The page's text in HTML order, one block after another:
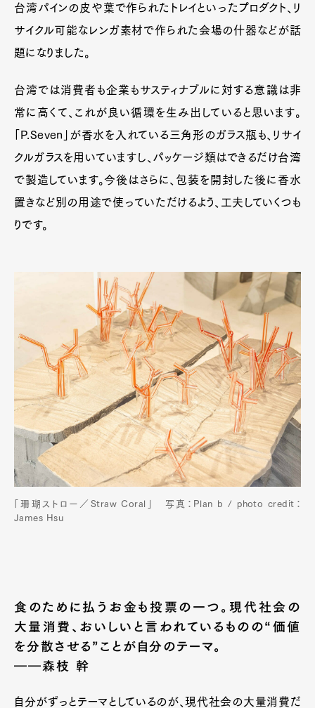
台湾パインの皮や葉で作られたトレイといったプロダクト、リ
サイクル可能なレンガ素材で作られた会場の什器などが話
題になりました。
台湾では消費者も企業もサスティナブルに対する意識は非
常に高くて、これが良い循環を生み出していると思います。
「P.Seven」が香水を入れている三角形のガラス瓶も、リサイ
クルガラスを用いていますし、パッケージ類はできるだけ台湾
で製造しています。今後はさらに、包装を開封した後に香水
置きなど別の用途で使っていただけるよう、工夫していくつも
りです。
「珊瑚ストロー／Straw Coral」 写真：Plan b / photo credit：
James Hsu
食のために払うお金も投票の一つ。現代社会の
大量消費、おいしいと言われているものの“価値
を分散させる”ことが自分のテーマ。
――森枝 幹
自分がずっとテーマとしているのが、現代社会の大量消費だ